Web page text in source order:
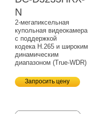
N
2-мегапиксельная
купольная видеокамера
с поддержкой
кодека H.265 и широким
динамическим
диапазоном (True-WDR)
Запросить цену